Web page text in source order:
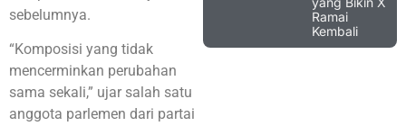
sebelumnya.
“Komposisi yang tidak
mencerminkan perubahan
sama sekali,” ujar salah satu
anggota parlemen dari partai
Ramai
Kembali